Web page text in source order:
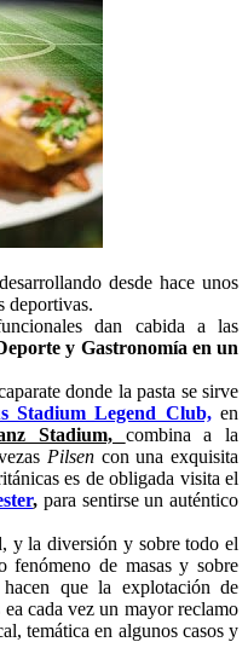
desde hace unos
deportivas.
dan cabida a las
y Gastronomía en un
donde la pasta se sirve
Stadium Legend Club,en
Stadium, combina a la
Pilsen con una exquisita
es de obligada visita el
, para sentirse un auténtico
y la diversión y sobre todo el
de masas y sobre
hacen que la explotación de
cada vez un mayor reclamo
temática en algunos casos y